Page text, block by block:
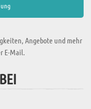
Angebote und mehr
E-Mail.